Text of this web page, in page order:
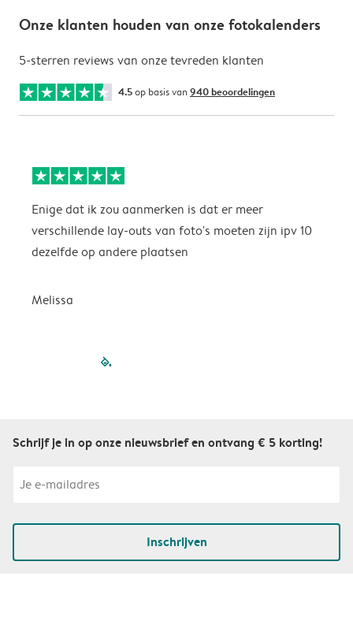
Onze klanten houden van onze fotokalenders
5-sterren reviews van onze tevreden klanten
4.5op basis van 940 beoordelingen
Enige dat ik zou aanmerken is dat er meer
verschillende lay-outs van foto's moeten zijn ipv 10
dezelfde op andere plaatsen
Melissa
filled-pagination
Schrijf je in op onze nieuwsbrief en ontvang € 5 korting!
Inschrijven